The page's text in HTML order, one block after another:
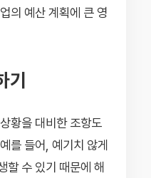
의 예산 계획에 큰 영
기
황을 대비한 조항도
를 들어, 예기치 않게
할 수 있기 때문에 해